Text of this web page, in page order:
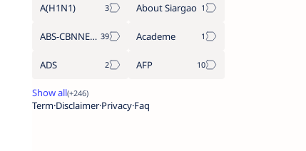
A(H1N1) About Siargao
ABS-CBNNEWS.COM Academe
ADS AFP
TermDisclaimerPrivacyFaq